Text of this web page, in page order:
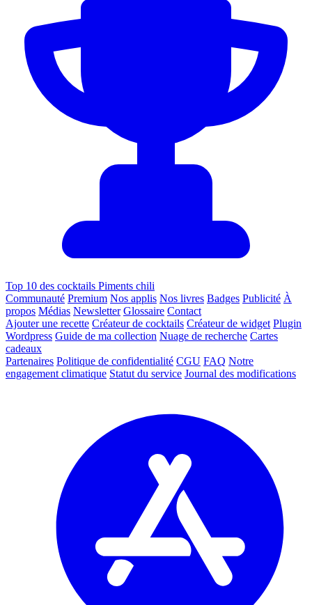
Top 10 des cocktails Piments chili
Communauté Premium Nos applis Nos livres Badges Publicité À
propos Médias Newsletter Glossaire Contact
Ajouter une recette Créateur de cocktails Créateur de widget Plugin
Wordpress Guide de ma collection Nuage de recherche Cartes
cadeaux
Partenaires Politique de confidentialité CGU FAQ Notre
engagement climatique Statut du service Journal des modifications